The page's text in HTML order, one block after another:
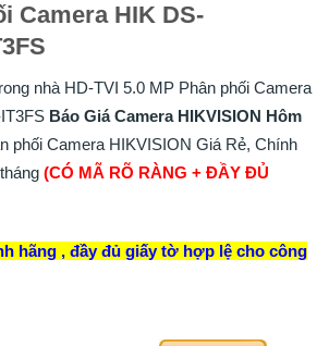
Camera HIK DS-
nhà HD-TVI 5.0 MP Phân phối Camera
Báo Giá Camera HIKVISION Hôm
phối Camera HIKVISION Giá Rẻ, Chính
(CÓ MÃ RÕ RÀNG + ĐẦY ĐỦ
hãng , đầy đủ giấy tờ hợp lệ cho công